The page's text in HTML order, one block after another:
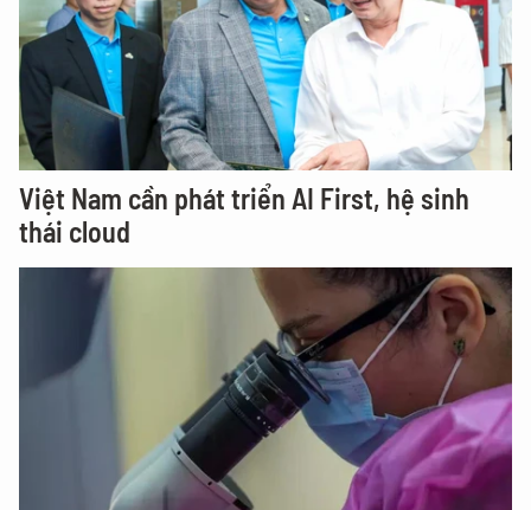
Việt Nam cần phát triển AI First, hệ sinh
thái cloud